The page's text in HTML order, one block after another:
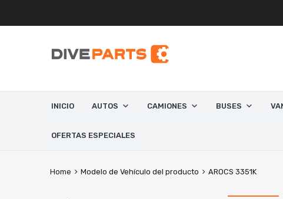
INICIO AUTOS CAMIONES BUSES
OFERTAS ESPECIALES
Home Modelo de Vehículo del producto AROCS 3351K